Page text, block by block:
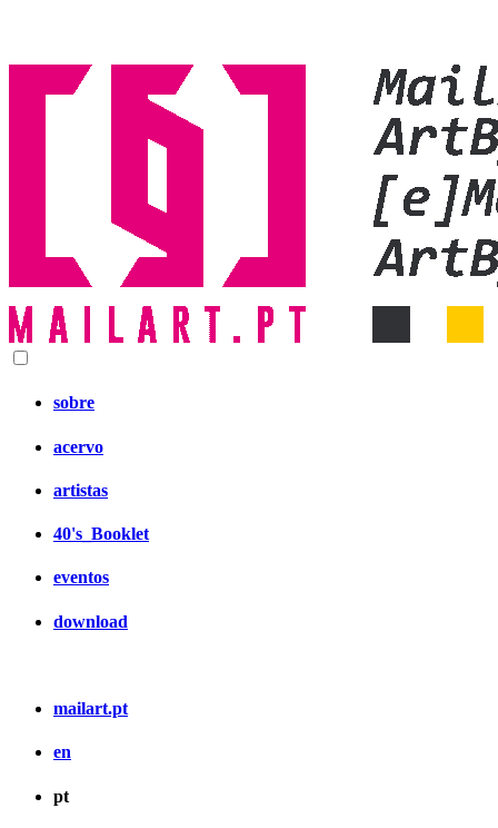
sobre
acervo
artistas
40's_Booklet
eventos
download
mailart.pt
en
pt